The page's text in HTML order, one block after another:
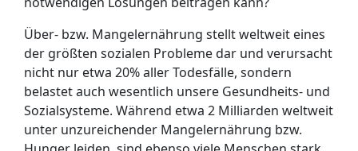
Über- bzw. Mangelernährung stellt weltweit eines
der größten sozialen Probleme dar und verursacht
nicht nur etwa 20% aller Todesfälle, sondern
belastet auch wesentlich unsere Gesundheits- und
Sozialsysteme. Während etwa 2 Milliarden weltweit
unter unzureichender Mangelernährung bzw.